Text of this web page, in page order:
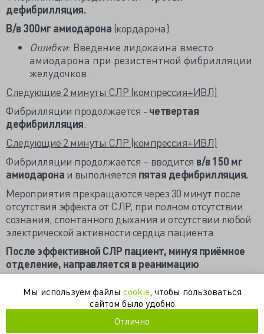
дефибрилляция.
В/в 300мг амиодарона (кордарона)
Ошибки: Введение лидокаина вместо
амиодарона при резистентной фибрилляции
желудочков.
Следующие 2 минуты СЛР (компрессия+ИВЛ)
Фибрилляции продолжается - четвертая
дефибрилляция
Следующие 2 минуты СЛР (компрессия+ИВЛ)
Фибрилляции продолжается – вводится в/в150 мг
амиодарона и выполняется пятая дефибрилляция.
Мероприятия прекращаются через 30 минут после
отсутствия эффекта от СЛР, при полном отсутствии
сознания, спонтанного дыхания и отсутствии любой
электрической активности сердца пациента.
После эффективной СЛР пациент, минуя приёмное
отделение, направляется в реанимацию
внезапная смерть инфаркт кардиогенный
фибрилляция
Мы используем файлы cookie , чтобы пользоваться
сайтом было удобно
Отлично